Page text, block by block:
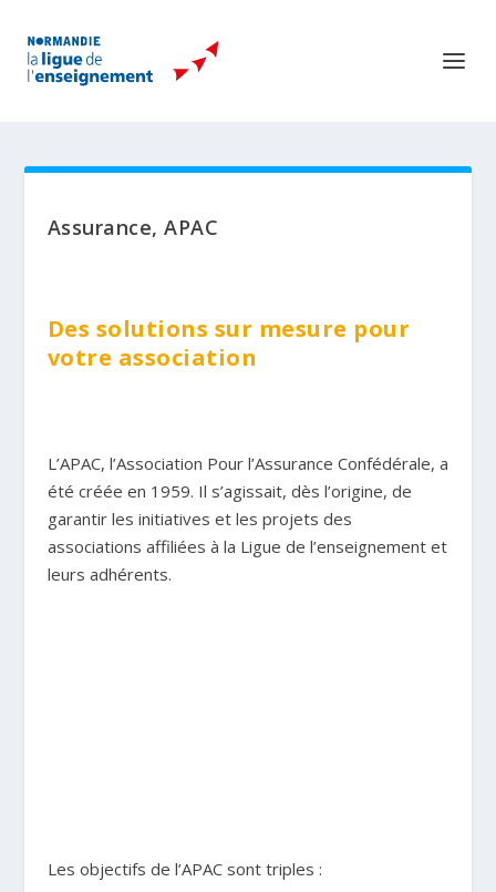
Assurance, APAC
Des solutions sur mesure pour
votre association
L’APAC, l’Association Pour l’Assurance Confédérale, a
été créée en 1959. Il s’agissait, dès l’origine, de
garantir les initiatives et les projets des
associations affiliées à la Ligue de l’enseignement et
leurs adhérents.
Les objectifs de l’APAC sont triples :